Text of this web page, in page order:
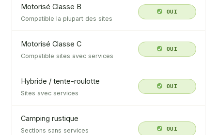
Motorisé Classe B
Compatible la plupart des sites
OUI
Motorisé Classe C
Compatible sites avec services
OUI
Hybride / tente-roulotte
Sites avec services
OUI
Camping rustique
Sections sans services
OUI